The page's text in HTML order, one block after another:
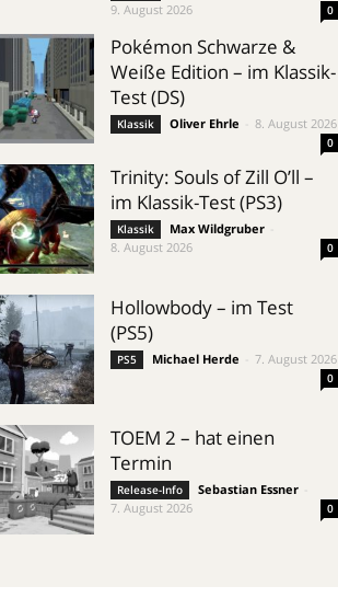
9. August 2026
0
Pokémon Schwarze &
Weiße Edition – im Klassik-
Test (DS)
Klassik Oliver Ehrle 8. August 2026
0
Trinity: Souls of Zill O’ll –
im Klassik-Test (PS3)
Klassik Max Wildgruber
8. August 2026
0
Hollowbody – im Test
(PS5)
PS5 Michael Herde 7. August 2026
0
TOEM 2 – hat einen
Termin
Release-Info Sebastian Essner
7. August 2026
0